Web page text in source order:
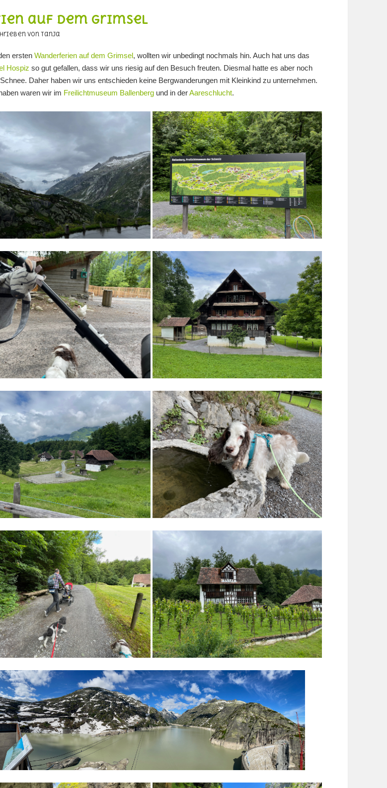
auf dem Grimsel
von Tanja
ersten Wanderferien auf dem Grimsel, wollten wir unbedingt nochmals hin. Auch hat uns das
Hospiz so gut gefallen, dass wir uns riesig auf den Besuch freuten. Diesmal hatte es aber noch
Daher haben wir uns entschieden keine Bergwanderungen mit Kleinkind zu unternehmen.
waren wir im Freilichtmuseum Ballenbergund in derAareschlucht.